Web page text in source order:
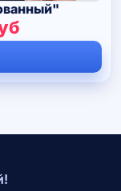
Текущая
цена:
2
590 руб.